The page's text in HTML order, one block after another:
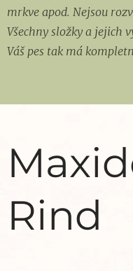
mrkve apod. Nejsou
Všechny složky a jejich
Váš pes tak má
Rind